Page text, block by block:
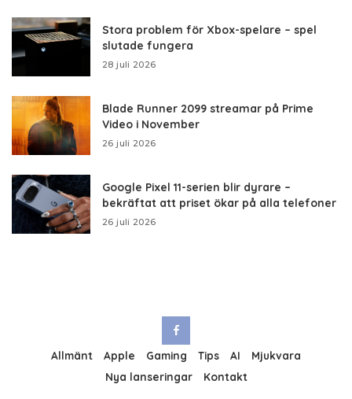
Stora problem för Xbox-spelare – spel
slutade fungera
28 juli 2026
Blade Runner 2099 streamar på Prime
Video i November
26 juli 2026
Google Pixel 11-serien blir dyrare –
bekräftat att priset ökar på alla telefoner
26 juli 2026
Allmänt Apple Gaming Tips AI
Mjukvara
Nya lanseringar
Kontakt